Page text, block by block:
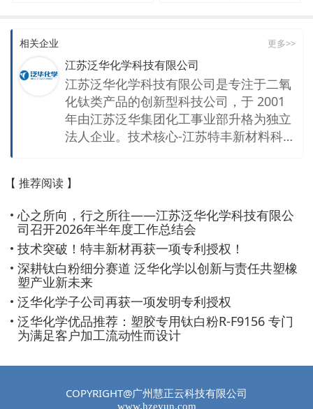
相关企业 更多>>
江苏泛华化学科技有限公司
江苏泛华化学科技有限公司是专注于二氧
化钛类产品的创新型科技公司，于 2001
年由江苏泛华集团化工事业部升格为独立
法人企业。技术核心-江苏特丰新材料科技
MA认证的独立第三方检测机构以及专业
的技术研发和销售团队，已提交技江苏泛
华化学科技有限公司是专注于二氧化钛类
产品的创新型科技公司，热衷于研发高新
产品、技术营销性能优秀的产品。 旗下技
术核心-江苏特丰新材料科技有限公司是国
家高新技术企业，拥有设施齐备的新材料
中试研发实验室；子公司-镇江泛华检测科
技有限公司是CNAS、CMA认证的第三方
检测机构；合资子公司-云南港烽新材料有
限公司是专注钛系新材料研发生产的新能
极材料-钛酸锂、钛系提锂吸附剂。 公司
【 推荐阅读 】
心之所向，行之所往——江苏泛华化学科技有限公
司召开2026年半年度工作总结会
技术突破！特丰新材再获一项专利授权！
深耕钛白粉细分赛道 泛华化学以创新与责任共塑橡
塑产业新未来
泛华化学子公司再获一项发明专利授权
泛华化学优品推荐：塑胶专用钛白粉R-F9156 专门
为满足客户加工流动性而设计
COPYRIGHT@广州慧正云科技有限公司
www.hzeyun.com